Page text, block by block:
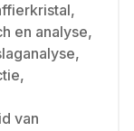
en analyse,
van